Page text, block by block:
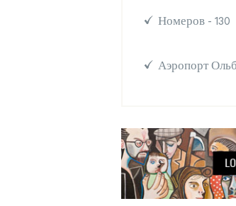
Номеров - 130
Аэропорт